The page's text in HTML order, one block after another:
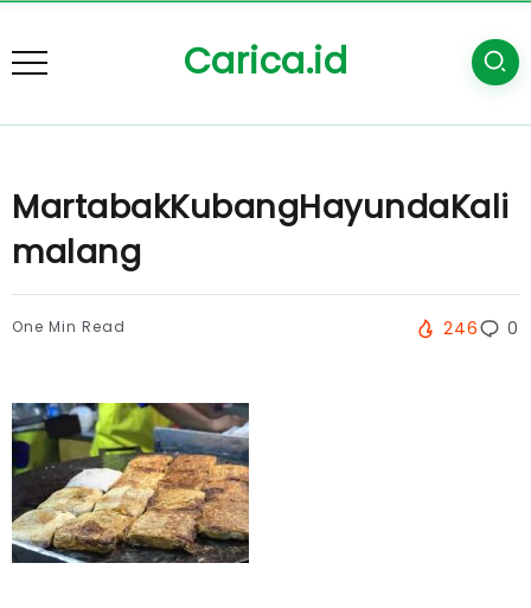
Carica.id
MartabakKubangHayundaKali
malang
One Min Read 246 0